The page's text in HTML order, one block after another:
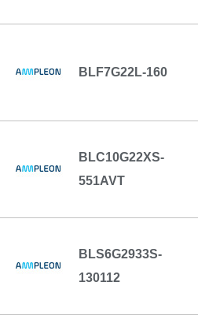
BLF7G22L-160
BLC10G22XS-
551AVT
BLS6G2933S-
130112